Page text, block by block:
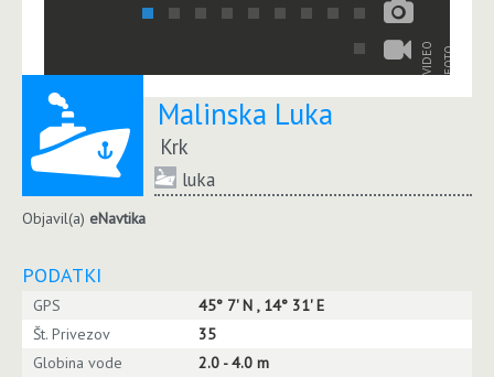
VIDEO FOTO
Malinska Luka
Krk
luka
Objavil(a) eNavtika
PODATKI
GPS
45° 7' N , 14° 31' E
Št. Privezov
35
Globina vode
2.0 - 4.0 m